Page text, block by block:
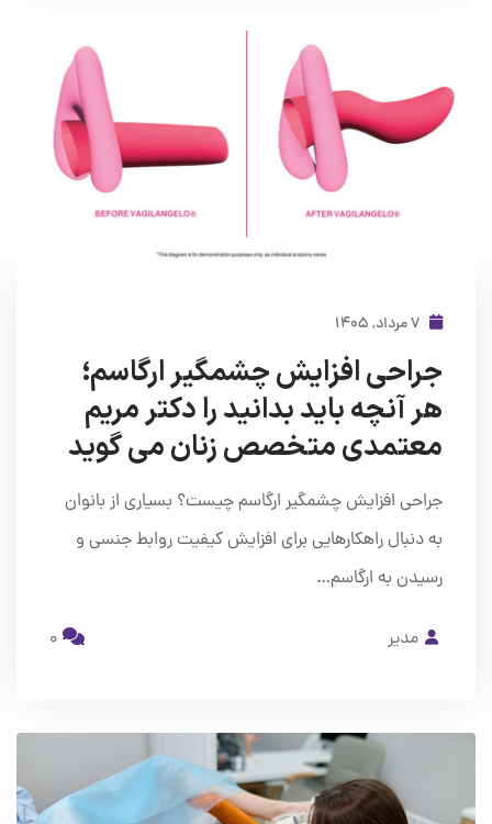
جراحی افزایش چشمگیر ارگاسم؛
هر آنچه باید بدانید را دکتر مریم
معتمدی متخصص زنان می گوید
جراحی افزایش چشمگیر ارگاسم چیست؟ بسیاری از بانوان
به دنبال راهکارهایی برای افزایش کیفیت روابط جنسی و
رسیدن به ارگاسم…
مدیر